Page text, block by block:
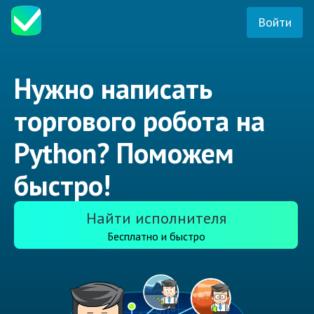
Войти
Нужно написать
торгового робота на
Python? Поможем
быстро!
Найти исполнителя
Бесплатно и быстро